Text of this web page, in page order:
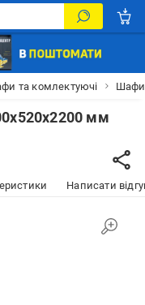
та комлектуючі Шафи
мм
Написати